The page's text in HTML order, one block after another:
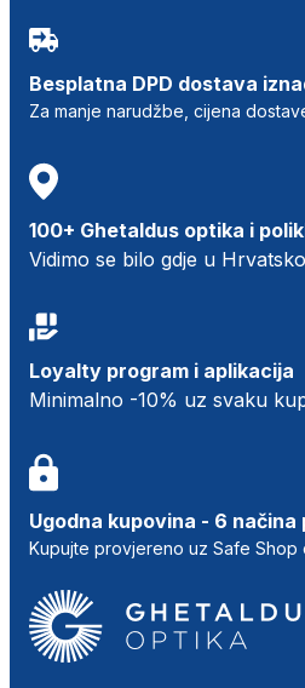
Besplatna DPD dostava
Za manje narudžbe, cijena
100+ Ghetaldus optika i
Vidimo se bilo gdje u
Loyalty program i aplikacija
Minimalno -10% uz svaku
Ugodna kupovina - 6 načina
Kupujte provjereno uz Safe Shop